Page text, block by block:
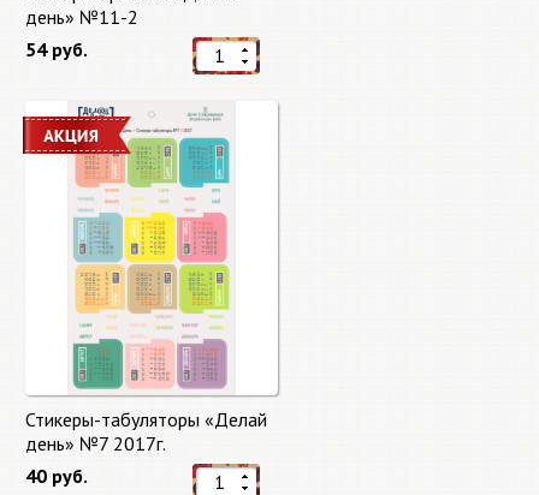
день» №11-2
54 руб.
Стикеры-табуляторы «Делай
день» №7 2017г.
40 руб.